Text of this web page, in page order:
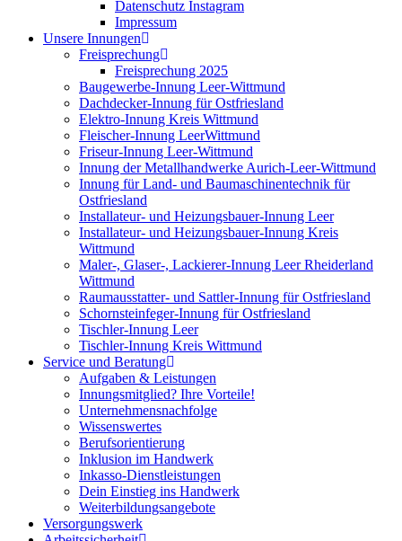
Datenschutz Instagram
Impressum
Unsere Innungen
Freisprechung
Freisprechung 2025
Baugewerbe-Innung Leer-Wittmund
Dachdecker-Innung für Ostfriesland
Elektro-Innung Kreis Wittmund
Fleischer-Innung LeerWittmund
Friseur-Innung Leer-Wittmund
Innung der Metallhandwerke Aurich-Leer-Wittmund
Innung für Land- und Baumaschinentechnik für
Ostfriesland
Installateur- und Heizungsbauer-Innung Leer
Installateur- und Heizungsbauer-Innung Kreis
Wittmund
Maler-, Glaser-, Lackierer-Innung Leer Rheiderland
Wittmund
Raumausstatter- und Sattler-Innung für Ostfriesland
Schornsteinfeger-Innung für Ostfriesland
Tischler-Innung Leer
Tischler-Innung Kreis Wittmund
Service und Beratung
Aufgaben & Leistungen
Innungsmitglied? Ihre Vorteile!
Unternehmensnachfolge
Wissenswertes
Berufsorientierung
Inklusion im Handwerk
Inkasso-Dienstleistungen
Dein Einstieg ins Handwerk
Weiterbildungsangebote
Versorgungswerk